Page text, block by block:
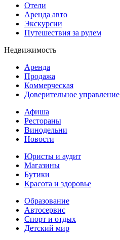
Отели
Аренда авто
Экскурсии
Путешествия за рулем
Недвижимость
Аренда
Продажа
Коммерческая
Доверительное управление
Афиша
Рестораны
Винодельни
Новости
Юристы и аудит
Магазины
Бутики
Красота и здоровье
Образование
Автосервис
Спорт и отдых
Детский мир